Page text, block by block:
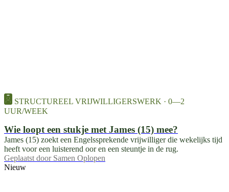
STRUCTUREEL VRIJWILLIGERSWERK · 0—2
UUR/WEEK
Wie loopt een stukje met James (15) mee?
James (15) zoekt een Engelssprekende vrijwilliger die wekelijks tijd
heeft voor een luisterend oor en een steuntje in de rug.
Geplaatst door Samen Oplopen
Nieuw